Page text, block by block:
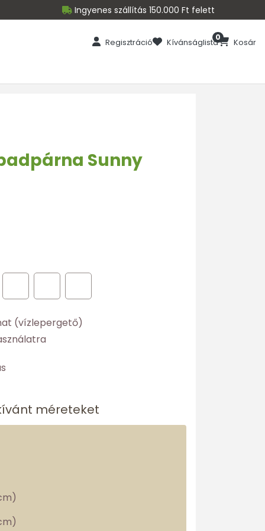
Ingyenes szállítás 150.000 Ft felett
Regisztráció Kívánságlista Kosár
0
Sunny
(vízlepergető)
méreteket